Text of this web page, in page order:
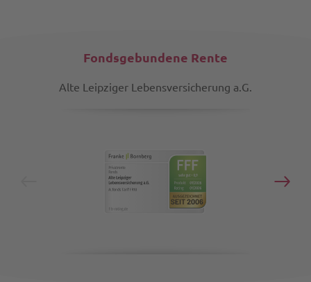
Fondsgebundene Rente
Alte Leipziger Lebensversicherung a.G.